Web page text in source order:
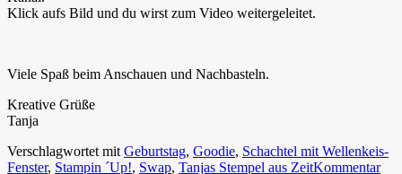
Klick aufs Bild und du wirst zum Video weitergeleitet.
Viele Spaß beim Anschauen und Nachbasteln.
Kreative Grüße
Tanja
Verschlagwortet mit Geburtstag, Goodie, Schachtel mit Wellenkeis-
Fenster, Stampin ´Up!, Swap, Tanjas Stempel aus ZeitKommentar